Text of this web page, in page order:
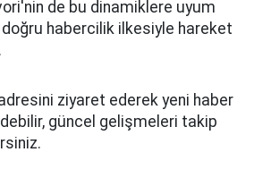
de bu dinamiklere uyum
doğru habercilik ilkesiyle hareket
ziyaret ederek yeni haber
güncel gelişmeleri takip